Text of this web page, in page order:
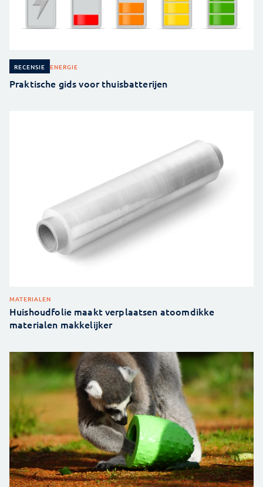
RECENSIE ENERGIE
Praktische gids voor thuisbatterijen
MATERIALEN
Huishoudfolie maakt verplaatsen atoomdikke
materialen makkelijker